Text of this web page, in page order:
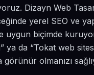
Dizayn Web
yerel SEO ve
uygun biçimde
ya da “Tokat web
olmanızı